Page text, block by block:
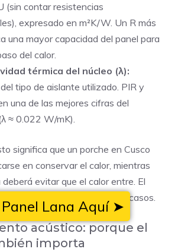
(sin contar resistencias
expresado en m²K/W. Un R más
una mayor capacidad del panel para
del calor.
térmica del núcleo (λ):
tipo de aislante utilizado. PIR y
una de las mejores cifras del
≈ 0.022 W/mK).
significa que un porche en Cusco
en conservar el calor, mientras
deberá evitar que el calor entre. El
elegido será clave en ambos casos.
acústico: porque el
importa
Lana Aquí ➤